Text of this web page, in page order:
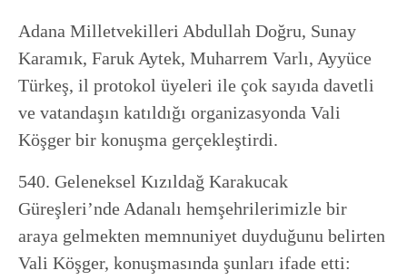
Adana Milletvekilleri Abdullah Doğru, Sunay
Karamık, Faruk Aytek, Muharrem Varlı, Ayyüce
Türkeş, il protokol üyeleri ile çok sayıda davetli
ve vatandaşın katıldığı organizasyonda Vali
Köşger bir konuşma gerçekleştirdi.
540. Geleneksel Kızıldağ Karakucak
Güreşleri’nde Adanalı hemşehrilerimizle bir
araya gelmekten memnuniyet duyduğunu belirten
Vali Köşger, konuşmasında şunları ifade etti: